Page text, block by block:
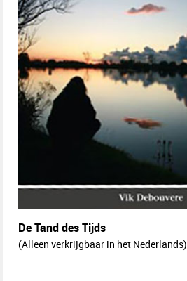
De Tand des Tijds
(Alleen verkrijgbaar in het Nederlands)